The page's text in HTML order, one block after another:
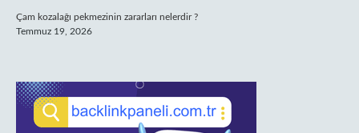
Çam kozalağı pekmezinin zararları nelerdir ?
Temmuz 19, 2026